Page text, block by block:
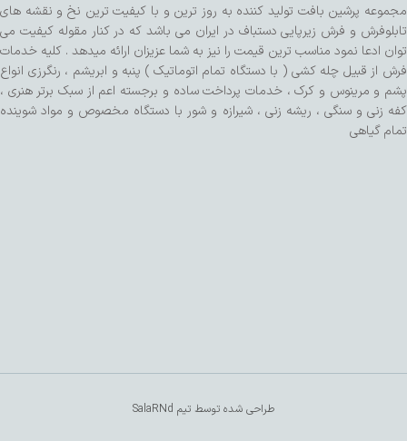
مجموعه پرشین بافت تولید کننده به روز ترین و با کیفیت ترین نخ و نقشه های
تابلوفرش و فرش زیرپایی دستباف در ایران می باشد که در کنار مقوله کیفیت می
توان ادعا نمود مناسب ترین قیمت را نیز به شما عزیزان ارائه میدهد . کلیه خدمات
فرش از قبیل چله کشی ( با دستگاه تمام اتوماتیک ) پنبه و ابریشم ، رنگرزی انواع
پشم و مرینوس و کرک ، خدمات پرداخت ساده و برجسته اعم از سبک برتر هنری ،
کفه زنی و سنگی ، ریشه زنی ، شیرازه و شور با دستگاه مخصوص و مواد شوینده
تمام گیاهی
طراحی شده توسط تیم SalaRNd